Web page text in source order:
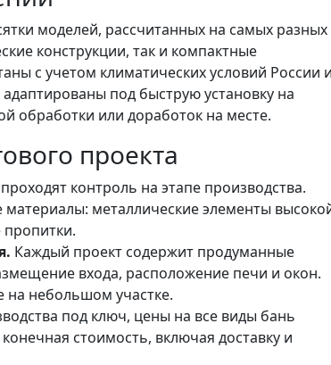
моделей, рассчитанных на самых разных
конструкции, так и компактные
с учетом климатических условий России
под быструю установку на
обработки или доработок на месте.
проекта
контроль на этапе производства.
металлические элементы
Каждый проект содержит продуманные
входа, расположение печи и окон.
на небольшом участке.
под ключ, цены на все виды бань
стоимость, включая доставку и